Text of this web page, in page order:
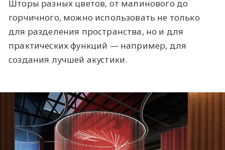
Шторы разных цветов, от малинового до
горчичного, можно использовать не только
для разделения пространства, но и для
практических функций — например, для
создания лучшей акустики.